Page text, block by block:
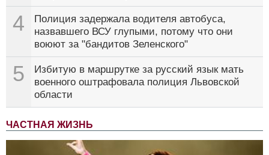
4
Полиция задержала водителя автобуса,
назвавшего ВСУ глупыми, потому что они
воюют за "бандитов Зеленского"
5
Избитую в маршрутке за русский язык мать
военного оштрафовала полиция Львовской
области
ЧАСТНАЯ ЖИЗНЬ